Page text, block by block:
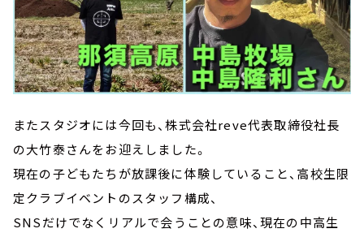
またスタジオには今回も、株式会社reve代表取締役社長
の大竹泰さんをお迎えしました。
現在の子どもたちが放課後に体験していること、高校生限
定クラブイベントのスタッフ構成、
SNSだけでなくリアルで会うことの意味、現在の中高生